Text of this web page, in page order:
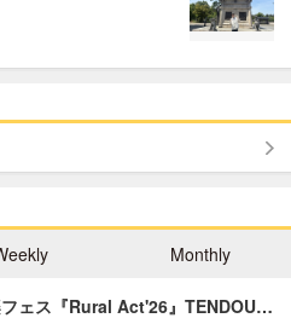
Monthly
ェス『Rural Act'26』TENDOU…